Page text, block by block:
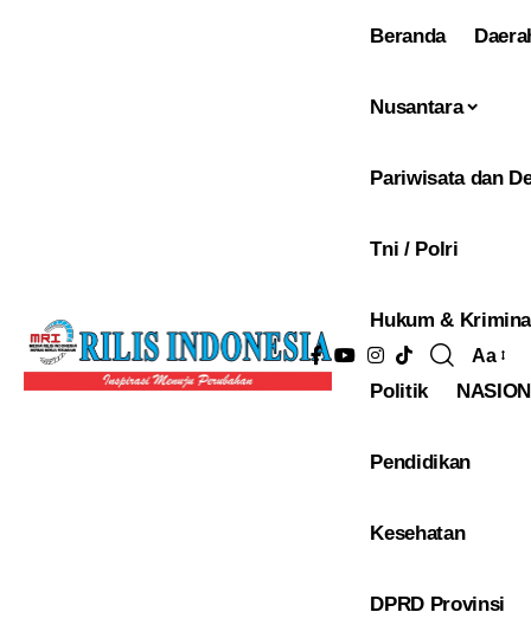
Beranda
Nusantara
Pariwisata dan
Tni / Polri
Hukum &
Politik
Pendidikan
Kesehatan
DPRD Provinsi
Ukuran
Aa